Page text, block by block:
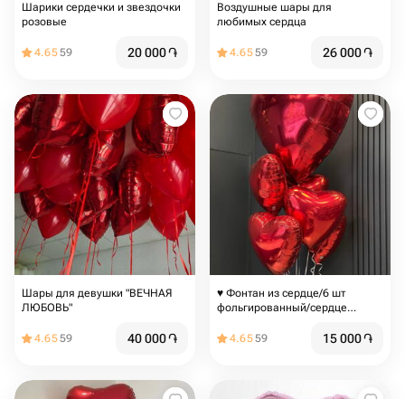
Шарики сердечки и звездочки
розовые
4.6559 20 000֏
Воздушные шары для
любимых сердца
4.6559 26 000֏
Шары для девушки "ВЕЧНАЯ
ЛЮБОВЬ"
4.6559 40 000֏
♥️ Фонтан из сердце/6 шт
фольгированный/сердце
4.6559 15 000֏